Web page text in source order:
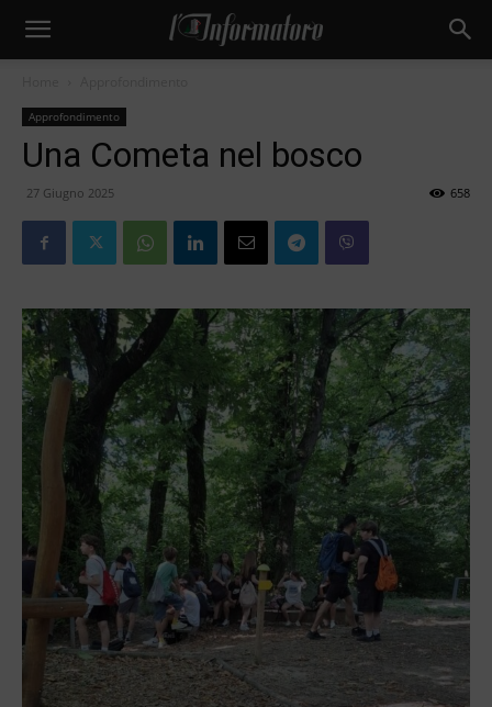
Approfondimento
Una Cometa nel bosco
27 Giugno 2025 658